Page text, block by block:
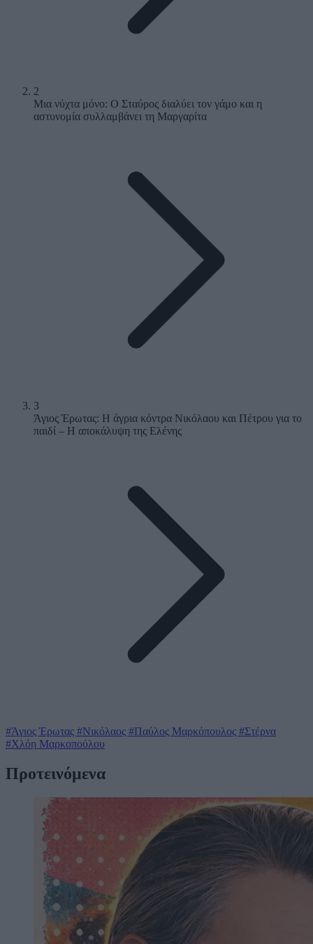
2
Μια νύχτα μόνο: Ο Σταύρος διαλύει τον γάμο και η
αστυνομία συλλαμβάνει τη Μαργαρίτα
3
Άγιος Έρωτας: Η άγρια κόντρα Νικόλαου και Πέτρου για το
παιδί – Η αποκάλυψη της Ελένης
#Άγιος Έρωτας #Νικόλαος #Παύλος Μαρκόπουλος #Στέρνα
#Χλόη Μαρκοπούλου
Προτεινόμενα